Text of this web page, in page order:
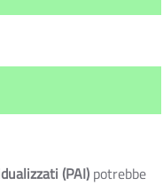
(PAI) potrebbe